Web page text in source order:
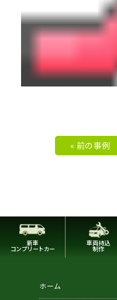
« 前の事例
新車
コンプリートカー
車両持込
制作
ホーム